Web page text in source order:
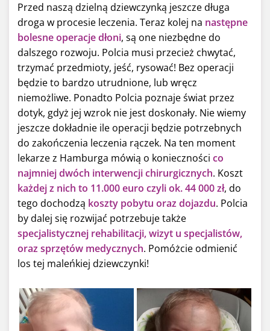
Przed naszą dzielną dziewczynką jeszcze długa
droga w procesie leczenia. Teraz kolej na następne
bolesne operacje dłoni, są one niezbędne do
dalszego rozwoju. Polcia musi przecież chwytać,
trzymać przedmioty, jeść, rysować! Bez operacji
będzie to bardzo utrudnione, lub wręcz
niemożliwe. Ponadto Polcia poznaje świat przez
dotyk, gdyż jej wzrok nie jest doskonały. Nie wiemy
jeszcze dokładnie ile operacji będzie potrzebnych
do zakończenia leczenia rączek. Na ten moment
lekarze z Hamburga mówią o konieczności co
najmniej dwóch interwencji chirurgicznych. Koszt
każdej z nich to 11.000 euro czyli ok. 44 000 zł, do
tego dochodzą koszty pobytu oraz dojazdu. Polcia
by dalej się rozwijać potrzebuje także
specjalistycznej rehabilitacji, wizyt u specjalistów,
oraz sprzętów medycznych. Pomóżcie odmienić
los tej maleńkiej dziewczynki!